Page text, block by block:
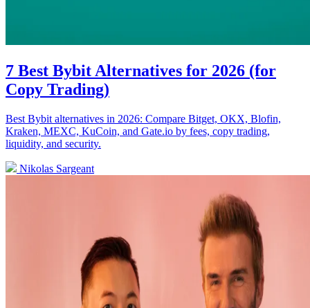
7 Best Bybit Alternatives for 2026 (for
Copy Trading)
Best Bybit alternatives in 2026: Compare Bitget, OKX, Blofin,
Kraken, MEXC, KuCoin, and Gate.io by fees, copy trading,
liquidity, and security.
Nikolas Sargeant